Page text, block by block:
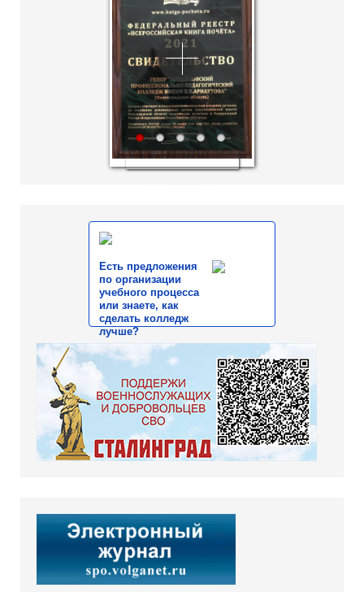
1 2 3 4 5
Есть предложения
по организации
учебного процесса
или знаете, как
сделать колледж
лучше?